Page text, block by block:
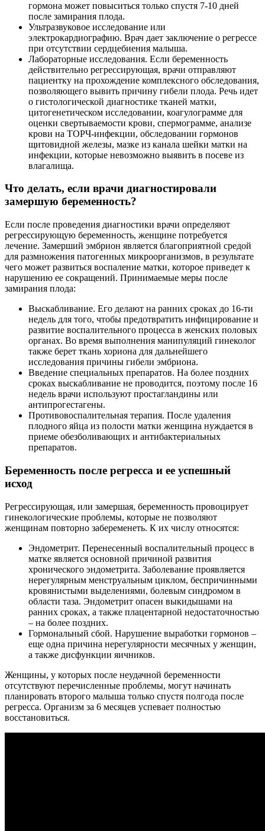
гормона может повыситься только спустя 7-10 дней
после замирания плода.
Ультразвуковое исследование или
электрокардиографию. Врач дает заключение о регрессе
при отсутствии сердцебиения малыша.
Лабораторные исследования. Если беременность
действительно регрессирующая, врачи отправляют
пациентку на прохождение комплексного обследования,
позволяющего вывить причину гибели плода. Речь идет
о гистологической диагностике тканей матки,
цитогенетическом исследовании, коагулограмме для
оценки свертываемости крови, спермограмме, анализе
крови на ТОРЧ-инфекции, обследовании гормонов
щитовидной железы, мазке из канала шейки матки на
инфекции, которые невозможно выявить в посеве из
влагалища.
Что делать, если врачи диагностировали
замершую беременность?
Если после проведения диагностики врачи определяют
регрессирующую беременность, женщине потребуется
лечение. Замерший эмбрион является благоприятной средой
для размножения патогенных микроорганизмов, в результате
чего может развиться воспаление матки, которое приведет к
нарушению ее сокращений. Принимаемые меры после
замирания плода:
Выскабливание. Его делают на ранних сроках до 16-ти
недель для того, чтобы предотвратить инфицирование и
развитие воспалительного процесса в женских половых
органах. Во время выполнения манипуляций гинеколог
также берет ткань хориона для дальнейшего
исследования причины гибели эмбриона.
Введение специальных препаратов. На более поздних
сроках выскабливание не проводится, поэтому после 16
недель врачи используют простагландины или
антипрогестагены.
Противовоспалительная терапия. После удаления
плодного яйца из полости матки женщина нуждается в
приеме обезболивающих и антибактериальных
препаратов.
Беременность после регресса и ее успешный
исход
Регрессирующая, или замершая, беременность провоцирует
гинекологические проблемы, которые не позволяют
женщинам повторно забеременеть. К их числу относятся:
Эндометрит. Перенесенный воспалительный процесс в
матке является основной причиной развития
хронического эндометрита. Заболевание проявляется
нерегулярным менструальным циклом, беспричинными
кровянистыми выделениями, болевым синдромом в
области таза. Эндометрит опасен выкидышами на
ранних сроках, а также плацентарной недостаточностью
– на более поздних.
Гормональный сбой. Нарушение выработки гормонов –
еще одна причина нерегулярности месячных у женщин,
а также дисфункции яичников.
Женщины, у которых после неудачной беременности
отсутствуют перечисленные проблемы, могут начинать
планировать второго малыша только спустя полгода после
регресса. Организм за 6 месяцев успевает полностью
восстановиться.